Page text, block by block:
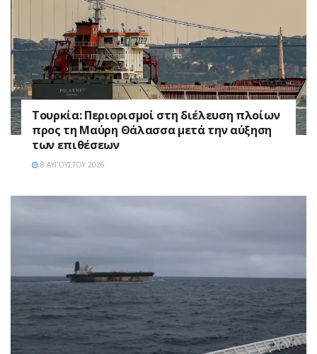
Τουρκία: Περιορισμοί στη διέλευση πλοίων
προς τη Μαύρη Θάλασσα μετά την αύξηση
των επιθέσεων
8 ΑΥΓΟΎΣΤΟΥ 2026